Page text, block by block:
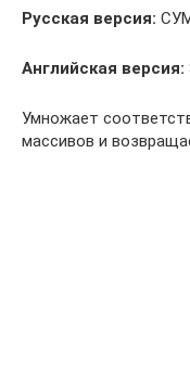
Русская версия:
Английская версия:
Умножает
массивов и